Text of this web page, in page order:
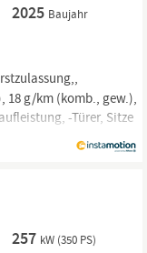
2025 Baujahr
18 g/km (komb., gew.),
-Türer, Sitze
finanzieren.
Rückgaberecht und
257 kW (350 PS)